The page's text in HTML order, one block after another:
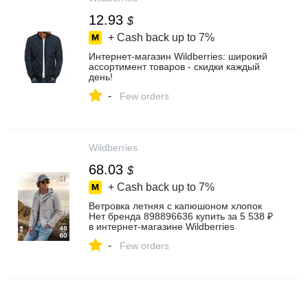
12.93 $
+ Cash back up to 7%
Интернет‑магазин Wildberries: широкий
ассортимент товаров - скидки каждый
день!
- Few orders
Wildberries
68.03 $
+ Cash back up to 7%
Ветровка летняя с капюшоном хлопок
Нет бренда 898896636 купить за 5 538 ₽
в интернет‑магазине Wildberries
- Few orders